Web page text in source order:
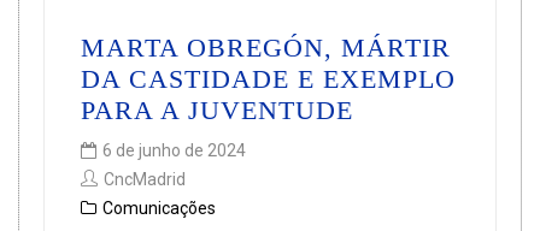
MARTA OBREGÓN, MÁRTIR
DA CASTIDADE E EXEMPLO
PARA A JUVENTUDE
6 de junho de 2024
CncMadrid
Comunicações